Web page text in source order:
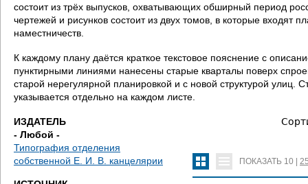
ы
д
е
с
ь
состоит из трёх выпусков, охватывающих обширный период
чертежей и рисунков состоит из двух томов, в которые входят
наместничеств.
К каждому плану даётся краткое текстовое пояснение с
пунктирными линиями нанесены старые кварталы поверх
старой нерегулярной планировкой и с новой структурой
указывается отдельно на каждом листе.
ИЗДАТЕЛЬ
- Любой -
Типография отделения
собственной Е. И. В. канцелярии
ПОКАЗАТЬ 10 |